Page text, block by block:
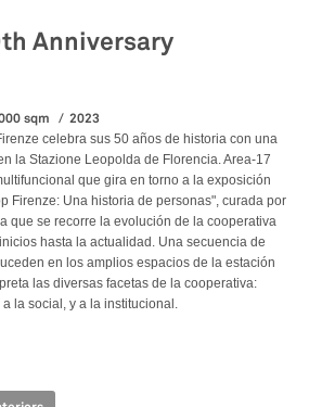
Anniversary
sqm 2023
celebra sus 50 años de historia con una
la Stazione Leopolda de Florencia. Area-17
que gira en torno a la exposición
Firenze: Una historia de personas", curada por
que se recorre la evolución de la cooperativa
hasta la actualidad. Una secuencia de
en los amplios espacios de la estación
las diversas facetas de la cooperativa:
la social, y a la institucional.